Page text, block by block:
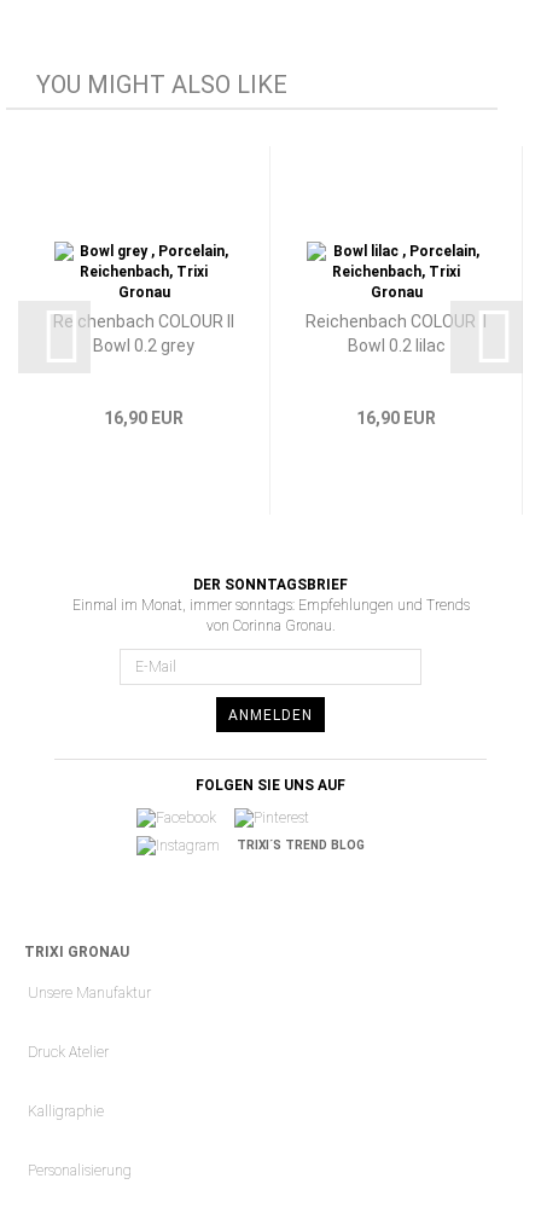
YOU MIGHT ALSO LIKE
Reichenbach COLOUR II
Bowl 0.2 grey
16,90 EUR
Reichenbach COLOUR II
Bowl 0.2 lilac
16,90 EUR
DER SONNTAGSBRIEF
Einmal im Monat, immer sonntags: Empfehlungen und Trends
von Corinna Gronau.
ANMELDEN
FOLGEN SIE UNS AUF
TRIXI´S TREND BLOG
TRIXI GRONAU
Unsere Manufaktur
Druck Atelier
Kalligraphie
Personalisierung